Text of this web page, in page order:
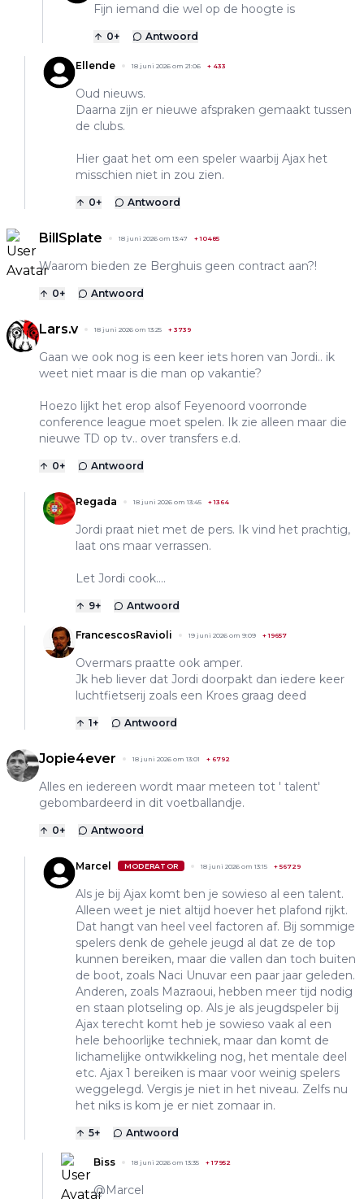
Fijn iemand die wel op de hoogte is
0+ Antwoord
Ellende 18 juni 2026 om 21:06 + 433
Oud nieuws.
Daarna zijn er nieuwe afspraken gemaakt tussen
de clubs.
Hier gaat het om een speler waarbij Ajax het
misschien niet in zou zien.
0+ Antwoord
BillSplate 18 juni 2026 om 13:47 +10485
Waarom bieden ze Berghuis geen contract aan?!
0+ Antwoord
Lars.v 18 juni 2026 om 13:25 + 3739
Gaan we ook nog is een keer iets horen van Jordi.. ik
weet niet maar is die man op vakantie?
Hoezo lijkt het erop alsof Feyenoord voorronde
conference league moet spelen. Ik zie alleen maar die
nieuwe TD op tv.. over transfers e.d.
0+ Antwoord
Regada 18 juni 2026 om 13:45 +1364
Jordi praat niet met de pers. Ik vind het prachtig,
laat ons maar verrassen.
Let Jordi cook....
9+ Antwoord
FrancescosRavioli 19 juni 2026 om 9:09 +19657
Overmars praatte ook amper.
Jk heb liever dat Jordi doorpakt dan iedere keer
luchtfietserij zoals een Kroes graag deed
1+ Antwoord
Jopie4ever 18 juni 2026 om 13:01 + 6792
Alles en iedereen wordt maar meteen tot ' talent'
gebombardeerd in dit voetballandje.
0+ Antwoord
Marcel MODERATOR 18 juni 2026 om 13:15 +56729
Als je bij Ajax komt ben je sowieso al een talent.
Alleen weet je niet altijd hoever het plafond rijkt.
Dat hangt van heel veel factoren af. Bij sommige
spelers denk de gehele jeugd al dat ze de top
kunnen bereiken, maar die vallen dan toch buiten
de boot, zoals Naci Unuvar een paar jaar geleden.
Anderen, zoals Mazraoui, hebben meer tijd nodig
en staan plotseling op. Als je als jeugdspeler bij
Ajax terecht komt heb je sowieso vaak al een
hele behoorlijke techniek, maar dan komt de
lichamelijke ontwikkeling nog, het mentale deel
etc. Ajax 1 bereiken is maar voor weinig spelers
weggelegd. Vergis je niet in het niveau. Zelfs nu
het niks is kom je er niet zomaar in.
5+ Antwoord
Biss 18 juni 2026 om 13:35 +17952
@Marcel